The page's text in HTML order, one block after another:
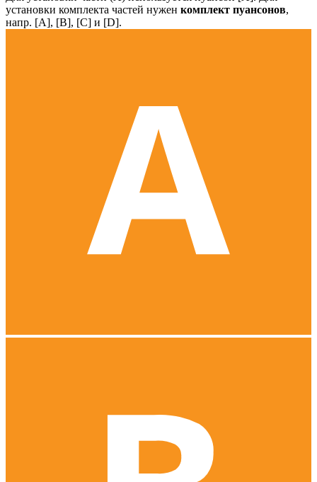
установки комплекта частей нужен комплект пуансонов,
напр. [А], [B], [С] и [D].